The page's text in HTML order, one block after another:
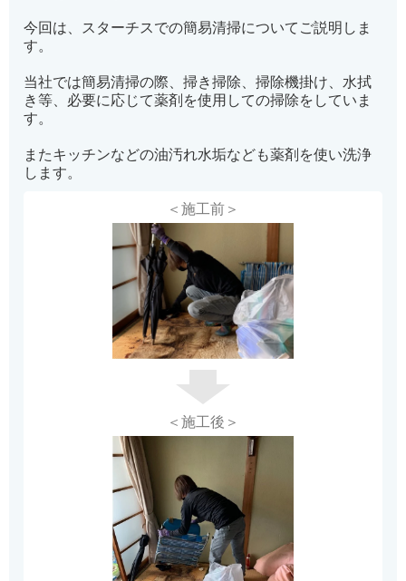
今回は、スターチスでの簡易清掃についてご説明しま
す。
当社では簡易清掃の際、掃き掃除、掃除機掛け、水拭
き等、必要に応じて薬剤を使用しての掃除をしていま
す。
またキッチンなどの油汚れ水垢なども薬剤を使い洗浄
します。
＜施工前＞
＜施工後＞